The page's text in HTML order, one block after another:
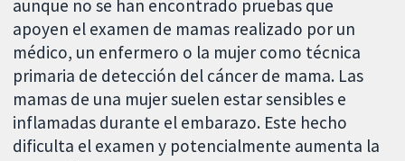
aunque no se han encontrado pruebas que
apoyen el examen de mamas realizado por un
médico, un enfermero o la mujer como técnica
primaria de detección del cáncer de mama. Las
mamas de una mujer suelen estar sensibles e
inflamadas durante el embarazo. Este hecho
dificulta el examen y potencialmente aumenta la